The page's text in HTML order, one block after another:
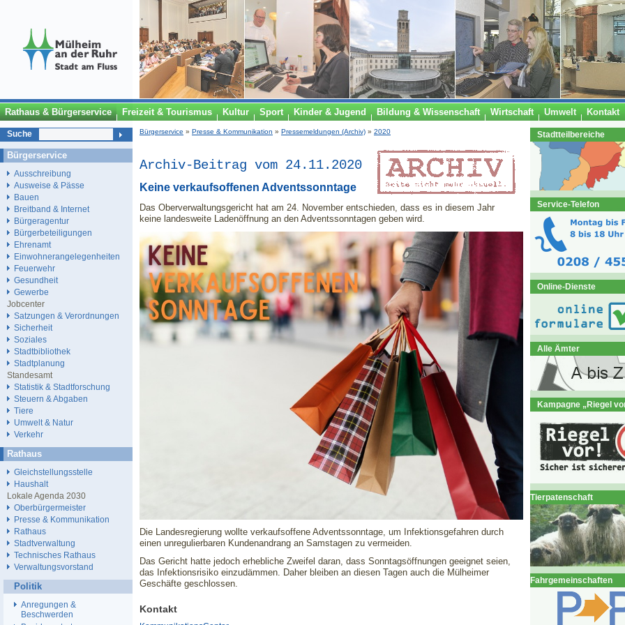
Rathaus & Bürgerservice Freizeit & Tourismus Kultur Sport Kinder & Jugend Bildung & Wissenschaft Wirtschaft Umwelt Kontakt
Bürgerservice » Presse & Kommunikation » Pressemeldungen (Archiv) » 2020
Archiv-Beitrag vom 24.11.2020
Keine verkaufsoffenen Adventssonntage
Das Oberverwaltungsgericht hat am 24. November entschieden, dass es in diesem Jahr
keine landesweite Ladenöffnung an den Adventssonntagen geben wird.
Die Landesregierung wollte verkaufsoffene Adventssonntage, um Infektionsgefahren durch
einen unregulierbaren Kundenandrang an Samstagen zu vermeiden.
Das Gericht hatte jedoch erhebliche Zweifel daran, dass Sonntagsöffnungen geeignet seien,
das Infektionsrisiko einzudämmen. Daher bleiben an diesen Tagen auch die Mülheimer
Geschäfte geschlossen.
Kontakt
Stadtteilbereiche
Service-Telefon
Online-Dienste
Alle Ämter
Kampagne „Riegel
Tierpatenschaft
Fahrgemeinschaften
Suche
Bürgerservice
Ausschreibung
Ausweise & Pässe
Bauen
Breitband & Internet
Bürgeragentur
Bürgerbeteiligungen
Ehrenamt
Einwohnerangelegenheiten
Feuerwehr
Gesundheit
Gewerbe
Jobcenter
Satzungen & Verordnungen
Sicherheit
Soziales
Stadtbibliothek
Stadtplanung
Standesamt
Statistik & Stadtforschung
Steuern & Abgaben
Tiere
Umwelt & Natur
Verkehr
Rathaus
Gleichstellungsstelle
Haushalt
Lokale Agenda 2030
Oberbürgermeister
Presse & Kommunikation
Rathaus
Stadtverwaltung
Technisches Rathaus
Verwaltungsvorstand
Politik
Anregungen &
Beschwerden